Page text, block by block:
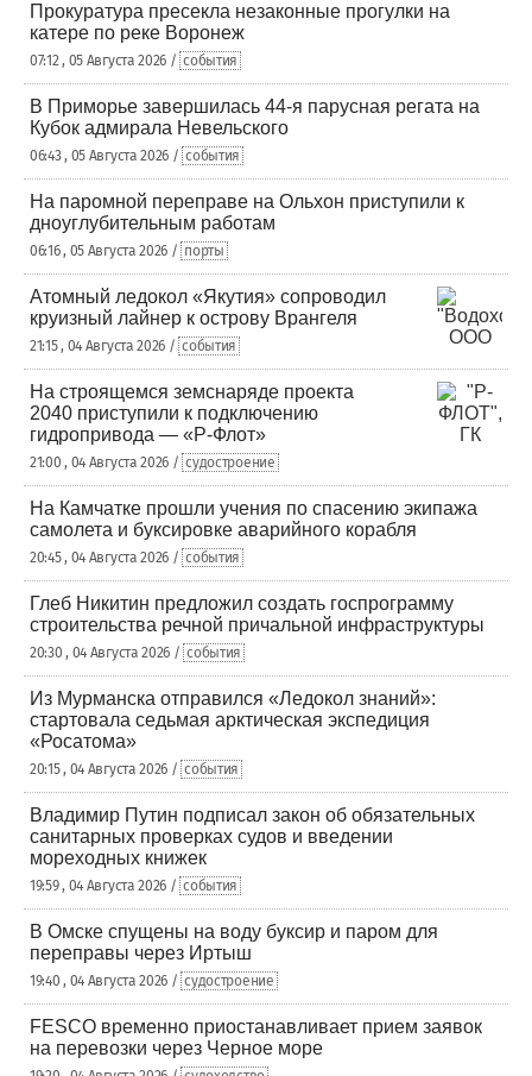
Прокуратура пресекла незаконные прогулки на
катере по реке Воронеж
07:12 , 05 Августа 2026 / события
В Приморье завершилась 44-я парусная регата на
Кубок адмирала Невельского
06:43 , 05 Августа 2026 / события
На паромной переправе на Ольхон приступили к
дноуглубительным работам
06:16 , 05 Августа 2026 / порты
Атомный ледокол «Якутия» сопроводил
круизный лайнер к острову Врангеля
21:15 , 04 Августа 2026 / события
На строящемся земснаряде проекта
2040 приступили к подключению
гидропривода — «Р-Флот»
21:00 , 04 Августа 2026 / судостроение
На Камчатке прошли учения по спасению экипажа
самолета и буксировке аварийного корабля
20:45 , 04 Августа 2026 / события
Глеб Никитин предложил создать госпрограмму
строительства речной причальной инфраструктуры
20:30 , 04 Августа 2026 / события
Из Мурманска отправился «Ледокол знаний»:
стартовала седьмая арктическая экспедиция
«Росатома»
20:15 , 04 Августа 2026 / события
Владимир Путин подписал закон об обязательных
санитарных проверках судов и введении
мореходных книжек
19:59 , 04 Августа 2026 / события
В Омске спущены на воду буксир и паром для
переправы через Иртыш
19:40 , 04 Августа 2026 / судостроение
FESCO временно приостанавливает прием заявок
на перевозки через Черное море